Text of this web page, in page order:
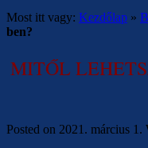
Most itt vagy: Kezdőlap »
ben?
MITŐL
Posted on 2021. március 1.